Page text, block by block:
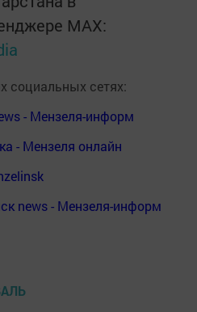
MАХ:
социальных сетях:
- Мензеля-информ
- Мензеля онлайн
news - Мензеля-информ